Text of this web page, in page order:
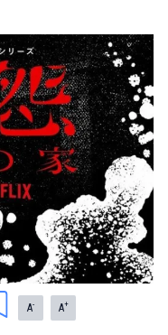
A- A+